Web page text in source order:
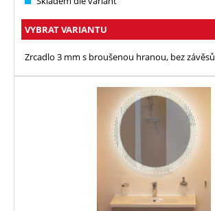
VYBRAT VARIANTU
Zrcadlo 3 mm s broušenou hranou, bez závěsů